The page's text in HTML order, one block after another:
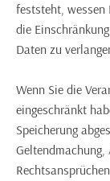
feststeht, wessen
die
Daten zu
Wenn Sie die
eingeschränkt
Speicherung
Geltendmachung,